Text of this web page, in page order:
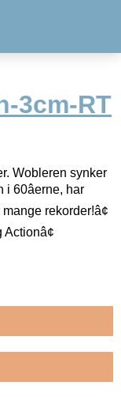
3cm-RT
Wobleren synker
har
rekorder!â¢